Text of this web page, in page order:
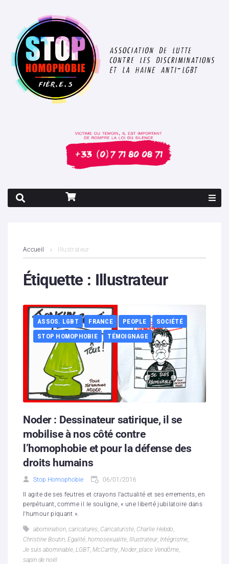
Contenus litigieux
Boutique
Hébergement solidaire
Accueil Illustrateur
Étiquette : Illustrateur
ASSOS. LGBT FRANCE PEOPLE
SOCIÉTÉ
STOP HOMOPHOBIE
TÉMOIGNAGE
Noder : Dessinateur satirique, il se
mobilise à nos côté contre
l’homophobie et pour la défense des
droits humains
Stop Homophobie 06/01/2016
Il agite de ses feutres et crayons l'actualité et ses errements, en
perpétuant, comme il le souligne, « une liberté jubilatoire dans
l'humour piquant ».
abomination, caricatures, Caricaturiste, Charlie Hebdo,
Christine Boutin, Egalité, homosexualite, Illustrateur, Intégrisme,
Je suis abominable, LGBT, McCarthy, Noder, place Vendôme,
sapin de noël